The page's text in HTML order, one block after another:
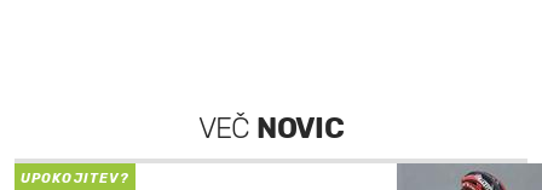
VEČ NOVIC
UPOKOJITEV?